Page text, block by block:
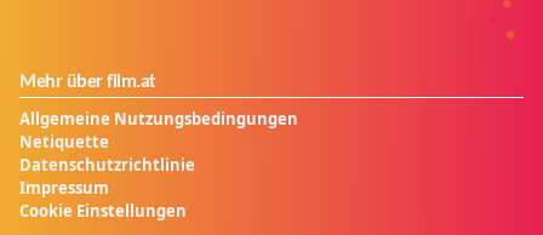
Mehr über film.at
Allgemeine Nutzungsbedingungen
Netiquette
Datenschutzrichtlinie
Impressum
Cookie Einstellungen